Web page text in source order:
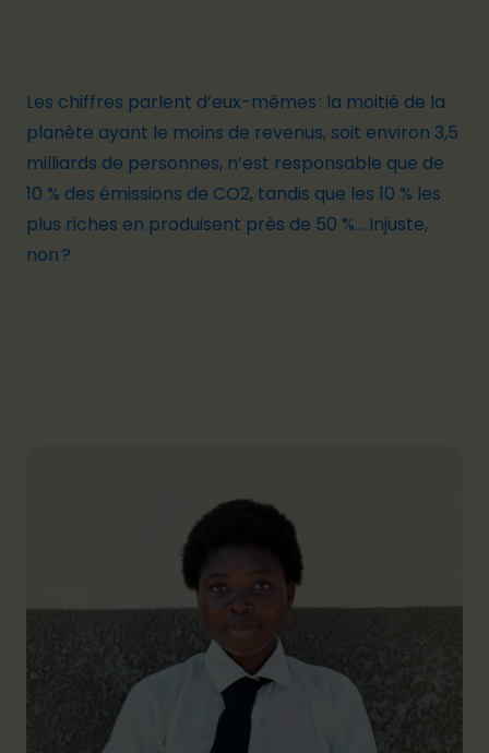
Les chiffres parlent d’eux-mêmes : la moitié de la
planète ayant le moins de revenus, soit environ 3,5
milliards de personnes, n’est responsable que de
10 % des émissions de CO2, tandis que les 10 % les
plus riches en produisent près de 50 %… Injuste,
non ?